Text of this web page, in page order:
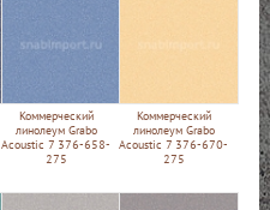
Коммерческий
линолеум Grabo
Acoustic 7 376-658-
275
Коммерческий
линолеум Grabo
Acoustic 7 376-670-
275